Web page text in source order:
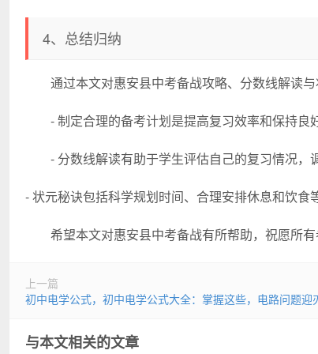
4、总结归纳
通过本文对惠安县中考备战攻略、分数线解读
- 制定合理的备考计划是提高复习效率和保持良
- 分数线解读有助于学生评估自己的复习情况，
- 状元秘诀包括科学规划时间、合理安排休息和饮食
希望本文对惠安县中考备战有所帮助，祝愿所有
上一篇
初中电学公式，初中电学公式大全：掌握这些，电路问题迎
与本文相关的文章